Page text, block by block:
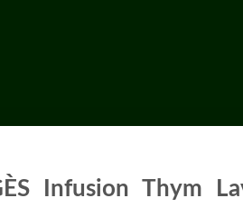
Infusion Thym